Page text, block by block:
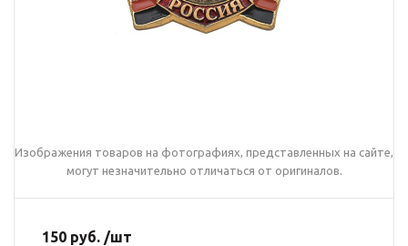
Изображения товаров на фотографиях, представленных на сайте,
могут незначительно отличаться от оригиналов.
150 руб. /шт